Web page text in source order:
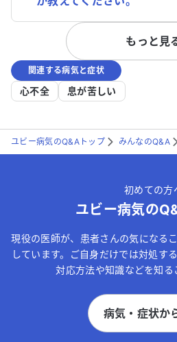
もっと見
関連する病気と症状
心不全 息が苦しい
ユビー病気のQ&Aトップ みんなのQ&A
初めての方
ユビー病気の
現役の医師が、患者さんの気になる
しています。ご自身だけでは対処す
対応方法や知識などを知る
病気・症状か